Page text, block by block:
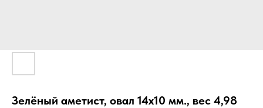
Зелёный аметист, овал 14х10 мм., вес 4,98